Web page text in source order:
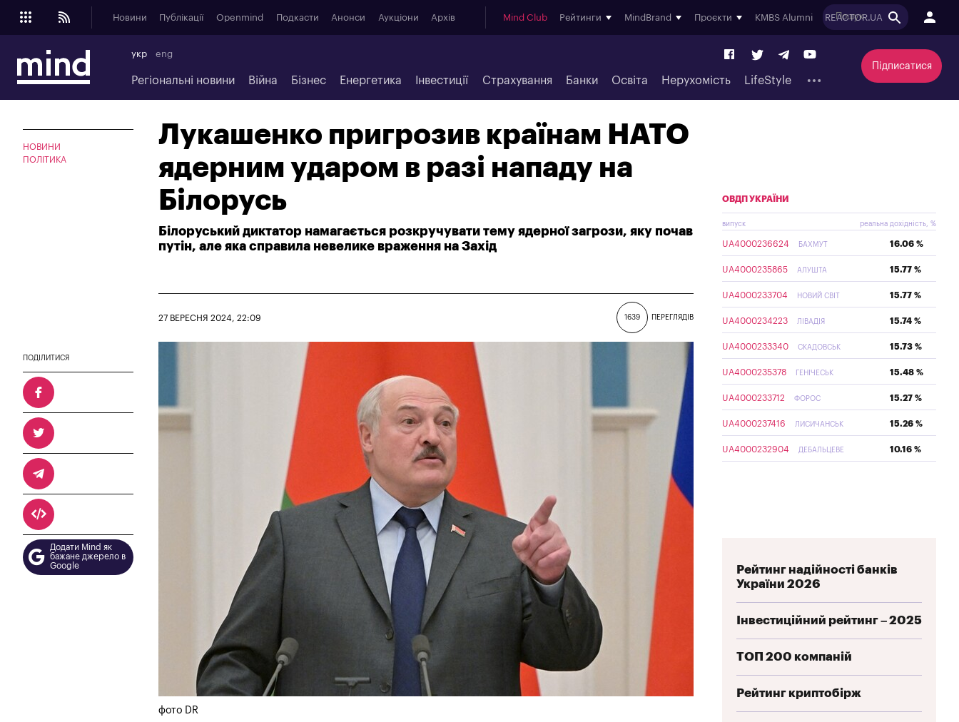
Новини Публікації Openmind Подкасти Анонси Аукціони Архів Mind Club Рейтинги MindBrand Проєкти KMBS Alumni REACTOR.UA
укр eng
Регіональні новини Війна Бізнес Енергетика Інвестиції Страхування Банки Освіта Нерухомість LifeStyle
Підписатися
НОВИНИ
ПОЛІТИКА
Лукашенко пригрозив країнам НАТО
ядерним ударом в разі нападу на
Білорусь
Білоруський диктатор намагається розкручувати тему ядерної загрози, яку почав
путін, але яка справила невелике враження на Захід
1639 ПЕРЕГЛЯДІВ
27 ВЕРЕСНЯ 2024, 22:09
ПОДІЛИТИСЯ
Додати Mind як
бажане джерело в
Google
фото DR
ОВДП УКРАЇНИ
випуск реальна дохідність, %
UA4000236624 БАХМУТ 16.06 %
UA4000235865 АЛУШТА 15.77 %
UA4000233704 НОВИЙ СВІТ 15.77 %
UA4000234223 ЛІВАДІЯ 15.74 %
UA4000233340 СКАДОВСЬК 15.73 %
UA4000235378 ГЕНІЧЕСЬК 15.48 %
UA4000233712 ФОРОС 15.27 %
UA4000237416 ЛИСИЧАНСЬК 15.26 %
UA4000232904 ДЕБАЛЬЦЕВЕ 10.16 %
Рейтинг надійності банків
України 2026
Інвестиційний рейтинг – 2025
ТОП 200 компаній
Рейтинг криптобірж